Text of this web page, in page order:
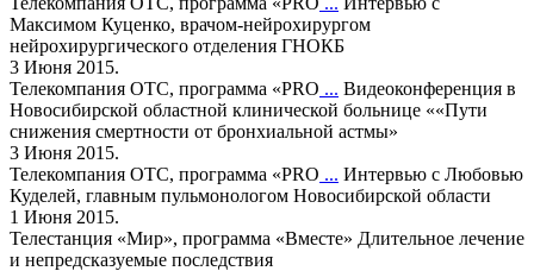
Максимом Куценко, врачом-нейрохирургом
нейрохирургического отделения ГНОКБ
3 Июня 2015.
Телекомпания ОТС, программа «PRO ... Видеоконференция в
Новосибирской областной клинической больнице ««Пути
снижения смертности от бронхиальной астмы»
3 Июня 2015.
Телекомпания ОТС, программа «PRO ... Интервью с Любовью
Куделей, главным пульмонологом Новосибирской области
1 Июня 2015.
Телестанция «Мир», программа «Вместе» Длительное лечение
и непредсказуемые последствия